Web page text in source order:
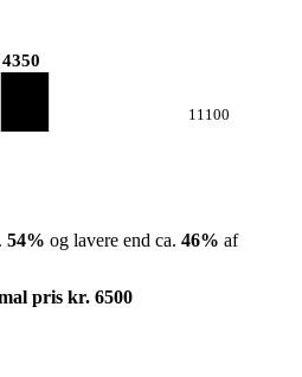
4350
11100
54% og lavere end ca. 46% af
pris kr. 6500